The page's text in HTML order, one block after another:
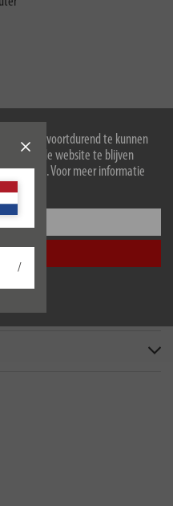
en voortdurend te kunnen
Door de website te blijven
cookies. Voor meer informatie
/